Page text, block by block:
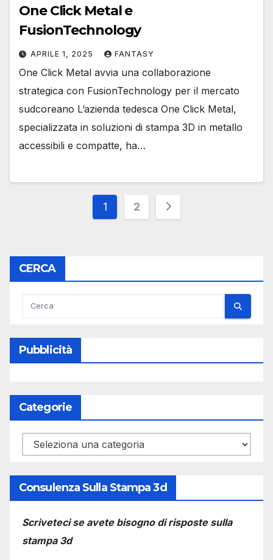
One Click Metal e
FusionTechnology
APRILE 1, 2025 FANTASY
One Click Metal avvia una collaborazione
strategica con FusionTechnology per il mercato
sudcoreano L’azienda tedesca One Click Metal,
specializzata in soluzioni di stampa 3D in metallo
accessibili e compatte, ha…
Paginazione
1 2
CERCA
Pubblicità
Categorie
Categorie
Consulenza Sulla Stampa 3d
Scriveteci se avete bisogno di risposte sulla
stampa 3d